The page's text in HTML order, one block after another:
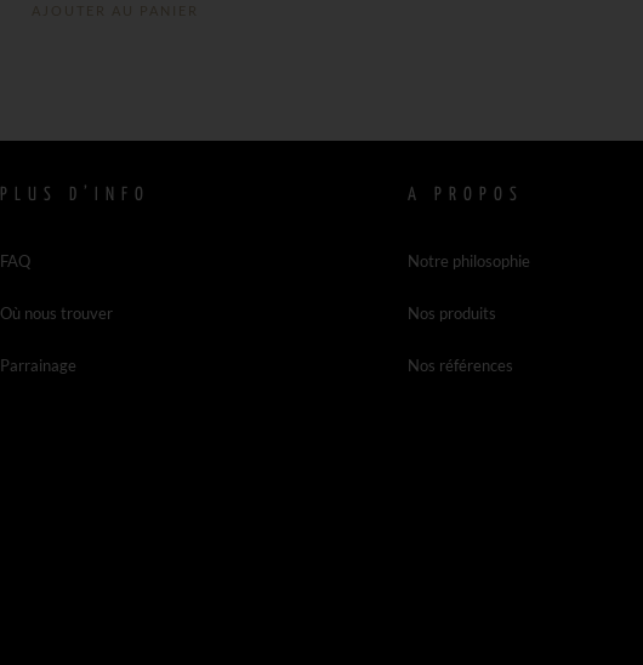
AJOUTER AU PANIER
PLUS D’INFO
FAQ
Où nous trouver
Parrainage
A PROPOS
Notre philosophie
Nos produits
Nos références